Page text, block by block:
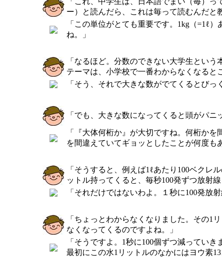
ー）と読んだら、これは毎って読むんだ
「この単位がとても重要です。1kg（=1ℓ
ね。」
「なるほど。分数のできない大学生とい
テーマは、小学校で一番わからなくなると
「そう、それで大きな数がでてくるとび
「でも、大きな数になってくると頭がパニ
「『大体何桁か』が大切ですね。何桁か
を間違えていてギョッとしたことが何度
「そうすると、例えば1ℓあたり100ベクレ
ットル持ってくると、毎秒100発ずつ放射
「それだけではないわよ。１秒に100発放
「ちょっとわからなくなりました。その1
なくなってくるのですよね。」
「そうですよ。1秒に100個ずつ減ってい
最初にこの水1リットルのなかにはヨウ素